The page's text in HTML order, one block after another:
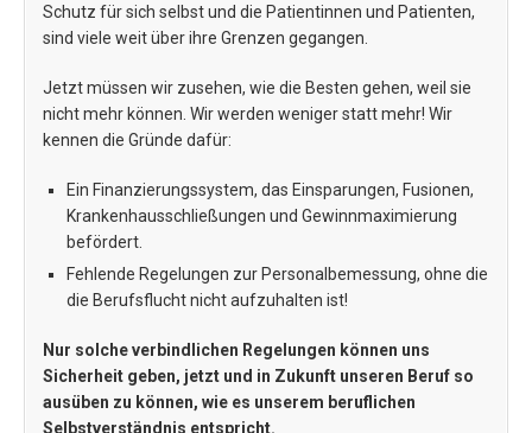
Schutz für sich selbst und die Patientinnen und Patienten,
sind viele weit über ihre Grenzen gegangen.
Jetzt müssen wir zusehen, wie die Besten gehen, weil sie
nicht mehr können. Wir werden weniger statt mehr! Wir
kennen die Gründe dafür:
Ein Finanzierungssystem, das Einsparungen, Fusionen,
Krankenhausschließungen und Gewinnmaximierung
befördert.
Fehlende Regelungen zur Personalbemessung, ohne die
die Berufsflucht nicht aufzuhalten ist!
Nur solche verbindlichen Regelungen können uns
Sicherheit geben, jetzt und in Zukunft unseren Beruf so
ausüben zu können, wie es unserem beruflichen
Selbstverständnis entspricht.